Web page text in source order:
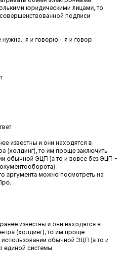
юридическими лицами, то
подписи
нужна. я и говорю - я и говор
известны и они находятся в
(холдинг), то им проще заключить
обычной ЭЦП (а то и вовсе без ЭЦП -
аргумента можно посмотреть на
известны и они находятся в
(холдинг), то им проще
обычной ЭЦП (а то и
единой системы